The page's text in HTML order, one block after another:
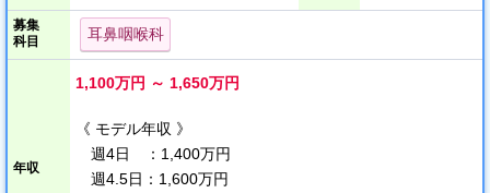
⌒⌒⌒⌒⌒⌒⌒⌒⌒⌒⌒⌒⌒⌒⌒⌒⌒⌒⌒
◇沖縄移住・県外からの赴任もサポート！
県外在住で沖縄への移住や赴任をご検討されている先生には、赴
しております。
「沖縄で暮らしたい」という内地の先生にもおすすめの求人で
す。
募集
科目
耳鼻咽喉科
年収
1,100万円 ～ 1,650万円
《 モデル年収 》
週4日 ：1,400万円
週4.5日：1,600万円